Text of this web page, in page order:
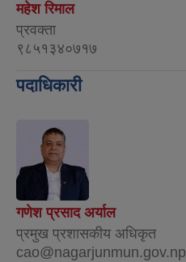
महेश रिमाल
प्रवक्ता
९८५१३४०७१७
पदाधिकारी
गणेश प्रसाद अर्याल
प्रमुख प्रशासकीय अधिकृत
cao@nagarjunmun.gov.np